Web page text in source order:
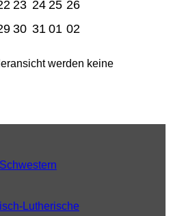
23 2425 26
30 3101 02
werden keine